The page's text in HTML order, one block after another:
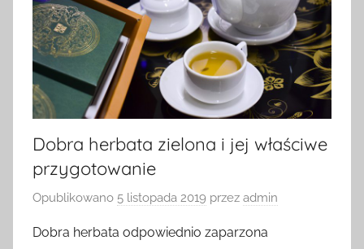
Dobra herbata zielona i jej właściwe
przygotowanie
Opublikowano 5 listopada 2019 przez admin
Dobra herbata odpowiednio zaparzona